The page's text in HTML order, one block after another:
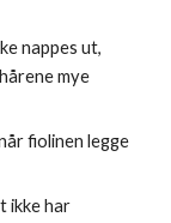
nappes ut,
mye
fiolinen legge
ikke har